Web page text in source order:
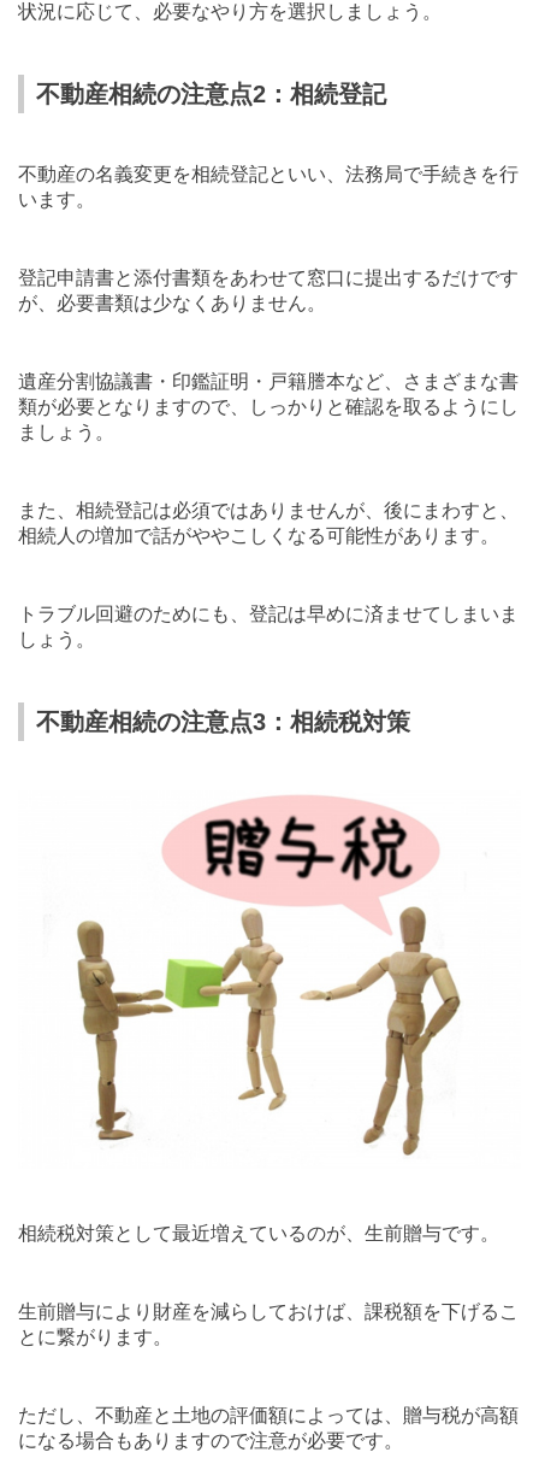
状況に応じて、必要なやり方を選択しましょう。
不動産相続の注意点2：相続登記
不動産の名義変更を相続登記といい、法務局で手続きを行
います。
登記申請書と添付書類をあわせて窓口に提出するだけです
が、必要書類は少なくありません。
遺産分割協議書・印鑑証明・戸籍謄本など、さまざまな書
類が必要となりますので、しっかりと確認を取るようにし
ましょう。
また、相続登記は必須ではありませんが、後にまわすと、
相続人の増加で話がややこしくなる可能性があります。
トラブル回避のためにも、登記は早めに済ませてしまいま
しょう。
不動産相続の注意点3：相続税対策
相続税対策として最近増えているのが、生前贈与です。
生前贈与により財産を減らしておけば、課税額を下げるこ
とに繋がります。
ただし、不動産と土地の評価額によっては、贈与税が高額
になる場合もありますので注意が必要です。